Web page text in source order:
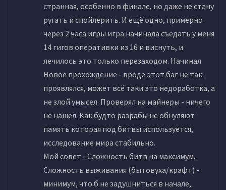
странная, особенно в финале, но даже не стану
ругать и спойлерить. И ещё одно, примерно
через 2 часа игры игра начинала съедать у меня
14 гигов оперативки из 16 и виснуть, и
лечилось это только перезаходом. Начинал
Новое прохождение - вроде этот баг не так
проявлялся, может всё таки это недоработка, а
не злой умысел. Проверял на майнеры - ничего
не нашёл. Как будто разрабы не обнуляют
память которая под битвы используется,
исследование мира стабильно.
Мой совет - Сложность битв на максимум,
Сложность выживания (бытовуха/крафт) -
минимум, что б не задушниться в начале,